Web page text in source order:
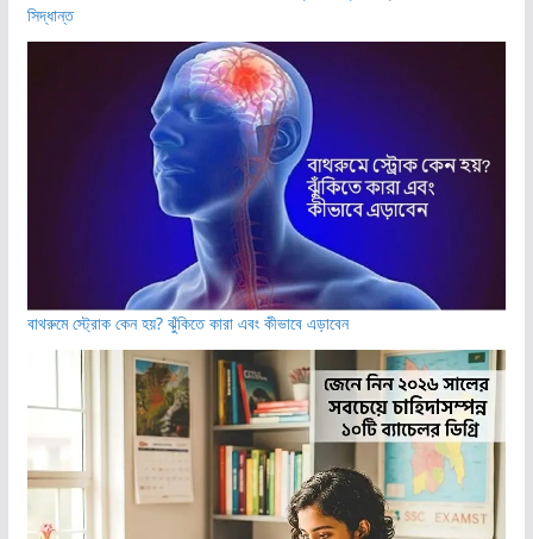
সিদ্ধান্ত
বাথরুমে স্ট্রোক কেন হয়? ঝুঁকিতে কারা এবং কীভাবে এড়াবেন